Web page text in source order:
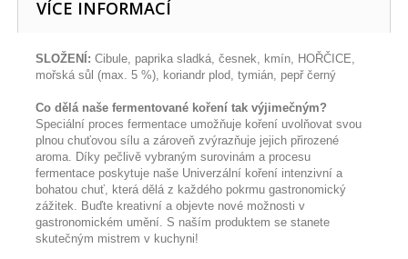
VÍCE INFORMACÍ
SLOŽENÍ: Cibule, paprika sladká, česnek, kmín, HOŘČICE,
mořská sůl (max. 5 %), koriandr plod, tymián, pepř černý
Co dělá naše fermentované koření tak výjimečným?
Speciální proces fermentace umožňuje koření uvolňovat svou
plnou chuťovou sílu a zároveň zvýrazňuje jejich přirozené
aroma. Díky pečlivě vybraným surovinám a procesu
fermentace poskytuje naše Univerzální koření intenzivní a
bohatou chuť, která dělá z každého pokrmu gastronomický
zážitek. Buďte kreativní a objevte nové možnosti v
gastronomickém umění. S naším produktem se stanete
skutečným mistrem v kuchyni!